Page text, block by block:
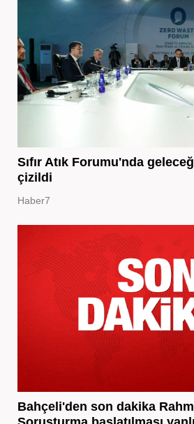
Sıfır Atık Forumu'nda
çizildi
Haber7
Bahçeli'den son dakika